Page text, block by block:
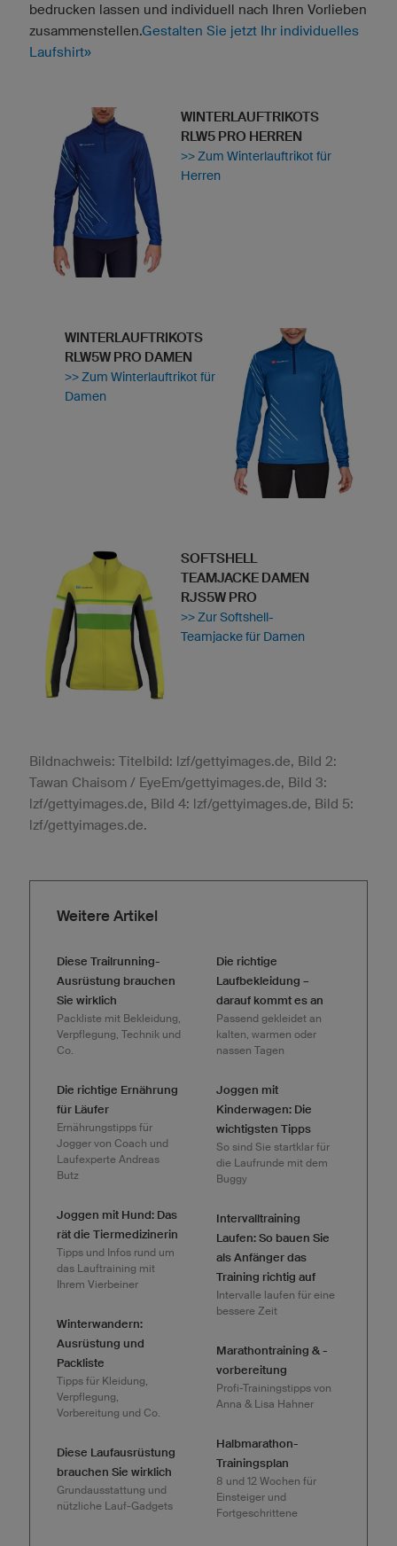
bedrucken lassen und individuell nach Ihren Vorlieben
zusammenstellen.Gestalten Sie jetzt Ihr individuelles
Laufshirt»
WINTERLAUFTRIKOTS
RLW5 PRO HERREN
>> Zum Winterlauftrikot für
Herren
WINTERLAUFTRIKOTS
RLW5W PRO DAMEN
>> Zum Winterlauftrikot für
Damen
SOFTSHELL
TEAMJACKE DAMEN
RJS5W PRO
>> Zur Softshell-
Teamjacke für Damen
Bildnachweis: Titelbild: lzf/gettyimages.de, Bild 2:
Tawan Chaisom / EyeEm/gettyimages.de, Bild 3:
lzf/gettyimages.de, Bild 4: lzf/gettyimages.de, Bild 5:
lzf/gettyimages.de.
Weitere Artikel
Diese Trailrunning-
Ausrüstung brauchen
Sie wirklich
Packliste mit Bekleidung,
Verpflegung, Technik und
Co.
Die richtige Ernährung
für Läufer
Ernährungstipps für
Jogger von Coach und
Laufexperte Andreas
Butz
Joggen mit Hund: Das
rät die Tiermedizinerin
Tipps und Infos rund um
das Lauftraining mit
Ihrem Vierbeiner
Winterwandern:
Ausrüstung und
Packliste
Tipps für Kleidung,
Verpflegung,
Vorbereitung und Co.
Diese Laufausrüstung
brauchen Sie wirklich
Grundausstattung und
nützliche Lauf-Gadgets
Die richtige
Laufbekleidung –
darauf kommt es an
Passend gekleidet an
kalten, warmen oder
nassen Tagen
Joggen mit
Kinderwagen: Die
wichtigsten Tipps
So sind Sie startklar für
die Laufrunde mit dem
Buggy
Intervalltraining
Laufen: So bauen Sie
als Anfänger das
Training richtig auf
Intervalle laufen für eine
bessere Zeit
Marathontraining & -
vorbereitung
Profi-Trainingstipps von
Anna & Lisa Hahner
Halbmarathon-
Trainingsplan
8 und 12 Wochen für
Einsteiger und
Fortgeschrittene